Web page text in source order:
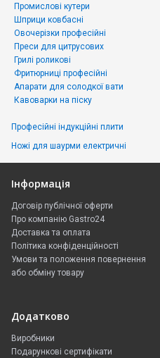
Промислові кутери
Шприци ковбасні
Овочерізки професійні
Преси для цитрусових
Грилі роликові
Фритюрниці професійні
Апарати для солодкої вати
Кавоварки на піску
Професійні індукційні плити
Ножі для шаурми електричні
Інформація
Договір публічної оферти
Про компанію Gastro24
Доставка та оплата
Політика конфіденційності
Умови та положення повернення
або обміну товару
Додатково
Виробники
Подарункові сертифікати